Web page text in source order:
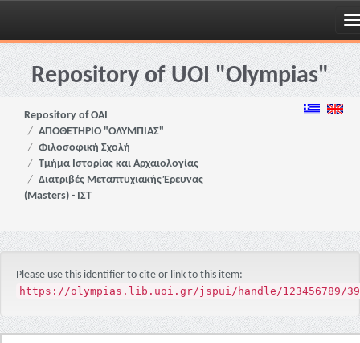
Skip
navigationRepository of UOI "Olympias"
Repository of OAI
ΑΠΟΘΕΤΗΡΙΟ "ΟΛΥΜΠΙΑΣ"
Φιλοσοφική Σχολή
Τμήμα Ιστορίας και Αρχαιολογίας
Διατριβές Μεταπτυχιακής Έρευνας
(Masters) - ΙΣΤ
Please use this identifier to cite or link to this item:
https://olympias.lib.uoi.gr/jspui/handle/123456789/